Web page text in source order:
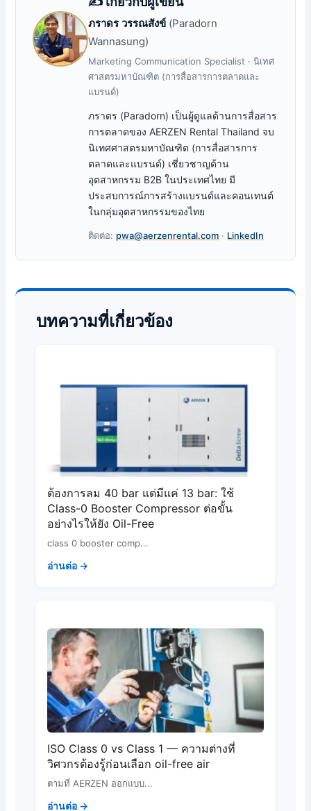
ภราดร วรรณสังข์ (Paradorn
Wannasung)
Marketing Communication Specialist · นิเทศ
ศาสตรมหาบัณฑิต (การสื่อสารการตลาดและ
แบรนด์)
ภราดร (Paradorn) เป็นผู้ดูแลด้านการสื่อสาร
การตลาดของ AERZEN Rental Thailand จบ
นิเทศศาสตรมหาบัณฑิต (การสื่อสารการ
ตลาดและแบรนด์) เชี่ยวชาญด้าน
อุตสาหกรรม B2B ในประเทศไทย มี
ประสบการณ์การสร้างแบรนด์และคอนเทนต์
ในกลุ่มอุตสาหกรรมของไทย
ติดต่อ: pwa@aerzenrental.com · LinkedIn
บทความที่เกี่ยวข้อง
ต้องการลม 40 bar แต่มีแค่ 13 bar: ใช้
Class-0 Booster Compressor ต่อขั้น
อย่างไรให้ยัง Oil-Free
class 0 booster comp...
อ่านต่อ →
ISO Class 0 vs Class 1 — ความต่างที่
วิศวกรต้องรู้ก่อนเลือก oil-free air
ตามที่ AERZEN ออกแบบ...
อ่านต่อ →